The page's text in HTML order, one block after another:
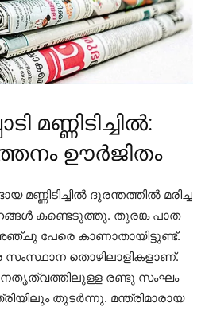
മണ്ണിടിച്ചിൽ:
ഊർജിതം
മണ്ണിടിച്ചിൽ ദുരന്തത്തിൽ മരിച്ച
കണ്ടെടുത്തു. തുരങ്ക പാത
പേരെ കാണാതായിട്ടുണ്ട്.
സംസ്ഥാന തൊഴിലാളികളാണ്.
രണ്ടു സംഘം
തുടർന്നു. മന്ത്രിമാരായ